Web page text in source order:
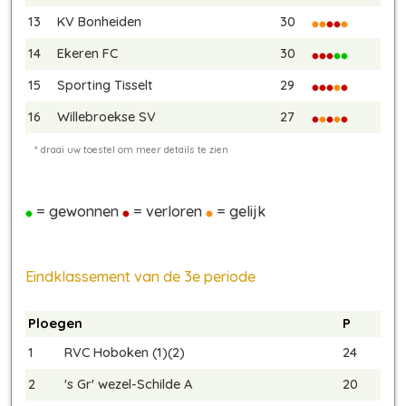
13
KV Bonheiden
30
14
Ekeren FC
30
15
Sporting Tisselt
29
16
Willebroekse SV 27
= gewonnen = verloren = gelijk
Eindklassement van de 3e periode
Ploegen
P
1
RVC Hoboken (1)(2)
24
2
's Gr' wezel-Schilde A
20